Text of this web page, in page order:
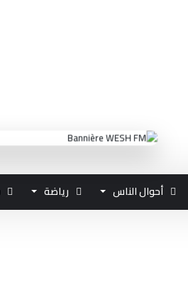
أحوال الناس رياضة